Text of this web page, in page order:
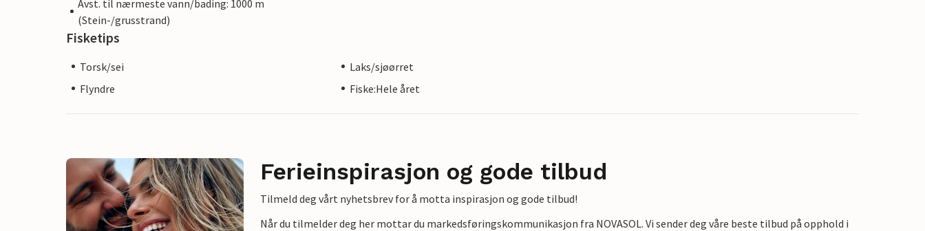
Avst. til nærmeste vann/bading: 1000 m
(Stein-/grusstrand)
Fisketips
Torsk/sei
Laks/sjøørret
Flyndre
Fiske:Hele året
Ferieinspirasjon og gode tilbud
Tilmeld deg vårt nyhetsbrev for å motta inspirasjon og gode tilbud!
Når du tilmelder deg her mottar du markedsføringskommunikasjon fra NOVASOL. Vi sender deg våre beste tilbud på opphold i